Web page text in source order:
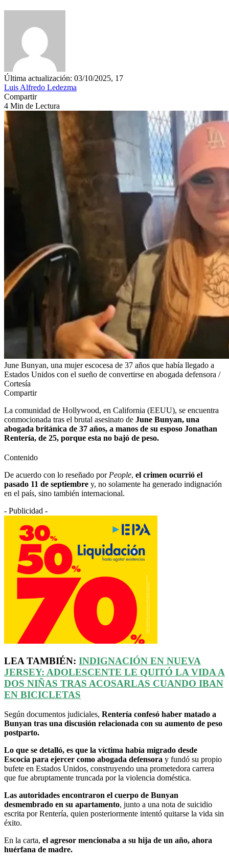
Última actualización: 03/10/2025, 17
Luis Alfredo Ledezma
Compartir
4 Min de Lectura
June Bunyan, una mujer escocesa de 37 años que había llegado a
Estados Unidos con el sueño de convertirse en abogada defensora /
Cortesía
Compartir
La comunidad de Hollywood, en California (EEUU), se encuentra
conmocionada tras el brutal asesinato de June Bunyan, una
abogada británica de 37 años, a manos de su esposo Jonathan
Rentería, de 25, porque esta no bajó de peso.
Contenido
De acuerdo con lo reseñado por People, el crimen ocurrió el
pasado 11 de septiembre y, no solamente ha generado indignación
en el país, sino también internacional.
- Publicidad -
LEA TAMBIÉN: INDIGNACIÓN EN NUEVA
JERSEY: ADOLESCENTE LE QUITÓ LA VIDA A
DOS NIÑAS TRAS ACOSARLAS CUANDO IBAN
EN BICICLETAS
Según documentos judiciales, Rentería confesó haber matado a
Bunyan tras una discusión relacionada con su aumento de peso
postparto.
Lo que se detalló, es que la víctima había migrado desde
Escocia para ejercer como abogada defensora y fundó su propio
bufete en Estados Unidos, construyendo una prometedora carrera
que fue abruptamente truncada por la violencia doméstica.
Las autoridades encontraron el cuerpo de Bunyan
desmembrado en su apartamento, junto a una nota de suicidio
escrita por Rentería, quien posteriormente intentó quitarse la vida sin
éxito.
En la carta, el agresor mencionaba a su hija de un año, ahora
huérfana de madre.